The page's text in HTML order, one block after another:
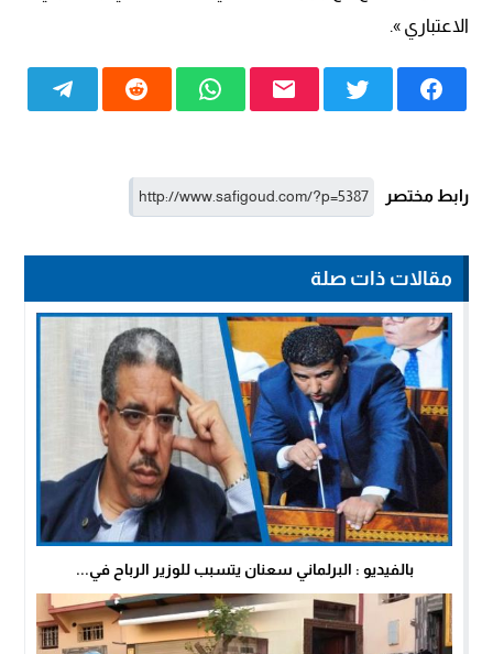
الاعتباري ».
رابط مختصر
مقالات ذات صلة
بالفيديو : البرلماني سعنان يتسبب للوزير الرباح في...